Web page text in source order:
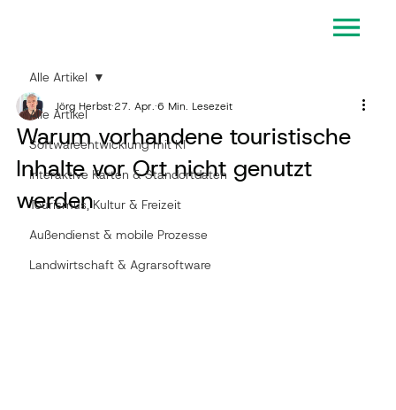
Alle Artikel
Softwareentwicklung mit KI
Interaktive Karten & Standortdaten
Tourismus, Kultur & Freizeit
Außendienst & mobile Prozesse
Landwirtschaft & Agrarsoftware
Alle Artikel
Warum vorhandene touristische
Inhalte vor Ort nicht genutzt
werden
Jörg Herbst 27. Apr. 6 Min. Lesezeit